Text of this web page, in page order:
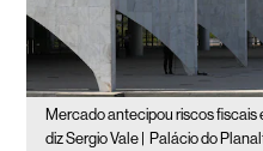
Mercado antecipou riscos fiscais
diz Sergio Vale |
Palácio do